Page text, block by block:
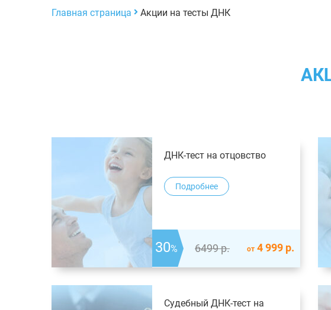
Главная страница Акции на тесты ДНК
ДНК-тест на отцовство
Подробнее
30% 6499р. от 4 999 р.
Судебный ДНК-тест на